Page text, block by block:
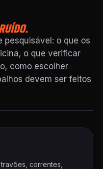
pesquisável: o que os
o que verificar
como escolher
devem ser feitos
correntes,